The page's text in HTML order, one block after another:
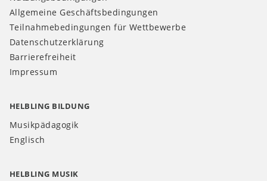
Allgemeine Geschäftsbedingungen
Teilnahmebedingungen für Wettbewerbe
Datenschutzerklärung
Barrierefreiheit
Impressum
HELBLING BILDUNG
Musikpädagogik
Englisch
HELBLING MUSIK